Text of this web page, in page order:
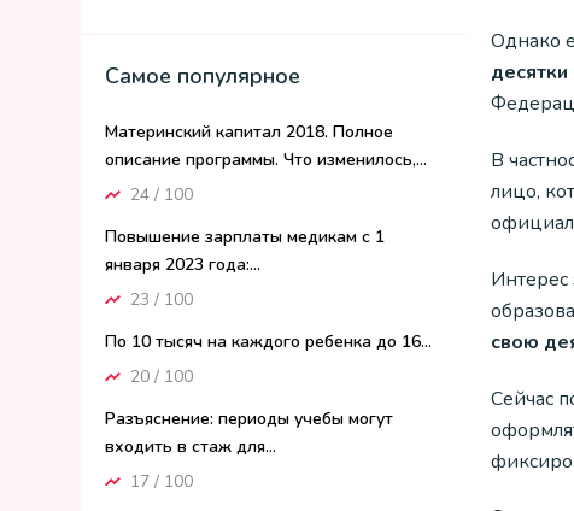
Самое популярное
Материнский капитал 2018. Полное
описание программы. Что изменилось,...
24 / 100
Повышение зарплаты медикам с 1
января 2023 года:...
23 / 100
По 10 тысяч на каждого ребенка до 16...
20 / 100
Разъяснение: периоды учебы могут
входить в стаж для...
17 / 100
Однако
В
лицо,
свою
Сейчас